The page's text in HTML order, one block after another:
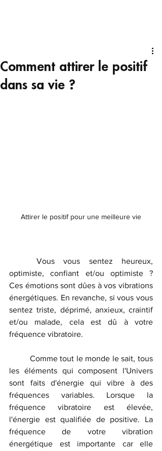
Comment attirer le positif
dans sa vie ?
Attirer le positif pour une meilleure vie
optimiste, confiant et/ou optimiste ?
Ces émotions sont dûes à vos vibrations
énergétiques. En revanche, si vous vous
sentez triste, déprimé, anxieux, craintif
et/ou malade, cela est dû à votre
fréquence vibratoire.
les éléments qui composent l'Univers
sont faits d'énergie qui vibre à des
fréquences variables. Lorsque la
fréquence vibratoire est élevée,
l'énergie est qualifiée de positive. La
fréquence de votre vibration
énergétique est importante car elle